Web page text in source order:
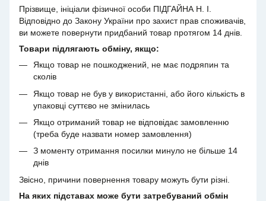
Прізвище, ініціали фізичної особи ПІДГАЙНА Н. І.
Відповідно до Закону України про захист прав споживачів,
ви можете повернути придбаний товар протягом 14 днів.
Товари підлягають обміну, якщо:
Якщо товар не пошкоджений, не має подряпин та
сколів
Якщо товар не був у використанні, або його кількість в
упаковці суттєво не змінилась
Якщо отриманий товар не відповідає замовленню
(треба буде назвати номер замовлення)
З моменту отримання посилки минуло не більше 14
днів
Звісно, причини повернення товару можуть бути різні.
На яких підставах може бути затребуваний обмін